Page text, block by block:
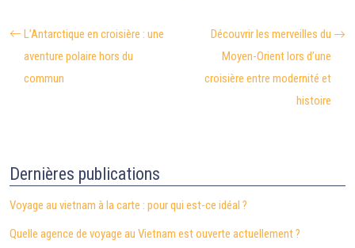
L’Antarctique en croisière : une
aventure polaire hors du
commun
Découvrir les merveilles du
Moyen-Orient lors d’une
croisière entre modernité et
histoire
Dernières publications
Voyage au vietnam à la carte : pour qui est-ce idéal ?
Quelle agence de voyage au Vietnam est ouverte actuellement ?